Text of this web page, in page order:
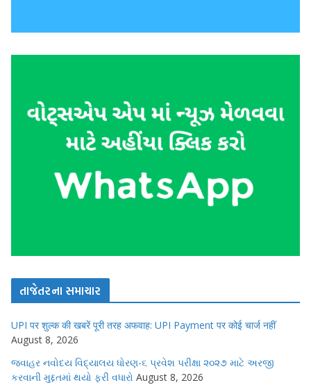
તાજેતરના સમાચાર
UPI पर शुल्क की खबरें पूरी तरह अफवाह: UPI Payment पर कोई चार्ज नहीं
August 8, 2026
જવાહર નવોદય વિદ્યાલય ધોરણ-૬ પ્રવેશ પરીક્ષા ૨૦૨૭ માટે અરજી
કરવાની મુદ્દતમાં થયો ફરી વધારો August 8, 2026